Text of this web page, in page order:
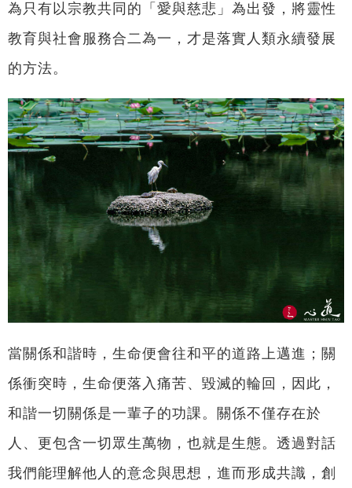
為只有以宗教共同的「愛與慈悲」為出發，將靈性
教育與社會服務合二為一，才是落實人類永續發展
的方法。
當關係和諧時，生命便會往和平的道路上邁進；關
係衝突時，生命便落入痛苦、毀滅的輪回，因此，
和諧一切關係是一輩子的功課。關係不僅存在於
人、更包含一切眾生萬物，也就是生態。透過對話
我們能理解他人的意念與思想，進而形成共識，創